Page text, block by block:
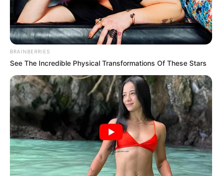
เดือนมกราคม
วิธี คลายเครียด เธอเป็นคนที่เห็นทุกสิ่งในชีวิตเป็นเรื่อง
จริงจัง เพราะชอบสะสมความเครียดมากไปหน่อย เอาเป็น
ว่า… เจียดเวลารีแลกซ์ด้วยการเล่น กีฬาโปรดดูบ้าง หรือ
ถ้าไม่ว่างจริงๆ การอาบ น้ำด้วยครีมสมุนไพรก็พอจะช่วยให้
เธอผ่อนคลายได้เหมือนกัน
เดือนกุมภาพันธ์
วิธี คลายเครียด เธอเป็นคนที่เครียดได้ง่ายมากๆ ถึงเธอจะ
ไม่โวยวายแต่ก็เก็บความโกรธไว้ การผ่อนคลายที่เหมาะกับ
เธอคือการได้อยู่คนเดียวเงียบๆ หรือทำกิจกรรมส่วนตัวหรือ
ไม่ก็เล่นอินเตอร์เน็ตท่องโลกกว้าง
BRAINBERRIES
See The Incredible Physical Transformations Of These Stars